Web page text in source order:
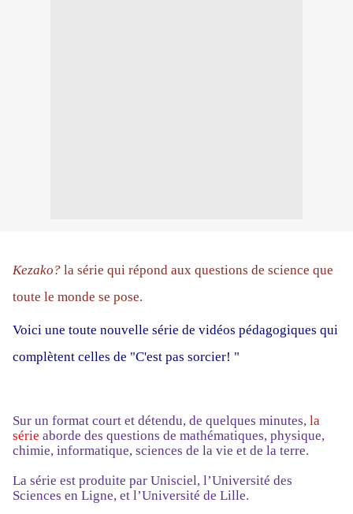
Kezako? la série qui répond aux questions de science que
toute le monde se pose.
Voici une toute nouvelle série de vidéos pédagogiques qui
complètent celles de "C'est pas sorcier! "
Sur un format court et détendu, de quelques minutes, la
série aborde des questions de mathématiques, physique,
chimie, informatique, sciences de la vie et de la terre.
La série est produite par Unisciel, l’Université des
Sciences en Ligne, et l’Université de Lille.